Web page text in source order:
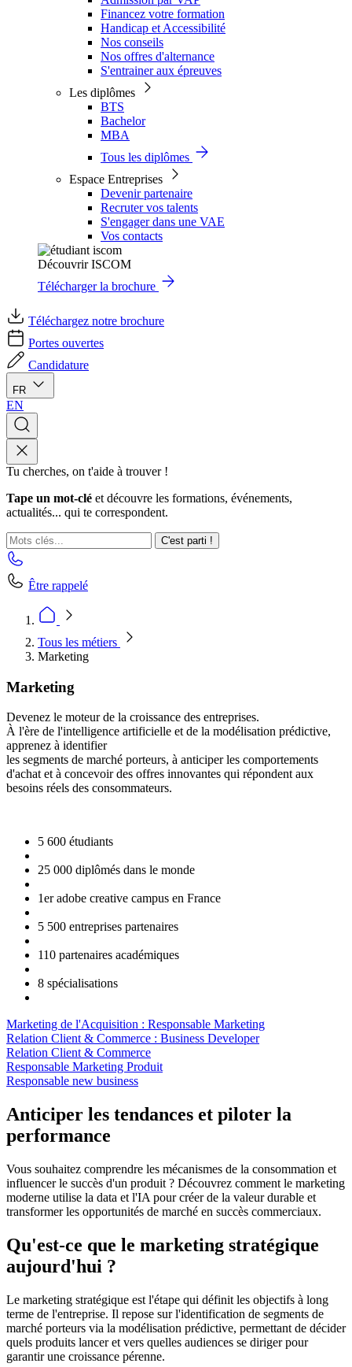
Financez votre formation
Handicap et Accessibilité
Nos conseils
Nos offres d'alternance
S'entrainer aux épreuves
Les diplômes
BTS
Bachelor
MBA
Tous les diplômes
Espace Entreprises
Devenir partenaire
Recruter vos talents
S'engager dans une VAE
Vos contacts
Découvrir ISCOM
Télécharger la brochure
Téléchargez notre brochure
Portes ouvertes
Candidature
FR
EN
Tu cherches, on t'aide à trouver !
Tape un mot-clé et découvre les formations, événements,
actualités... qui te correspondent.
C'est parti !
Être rappelé
Tous les métiers
Marketing
Marketing
Devenez le moteur de la croissance des entreprises.
À l'ère de l'intelligence artificielle et de la modélisation prédictive,
apprenez à identifier
les segments de marché porteurs, à anticiper les comportements
d'achat et à concevoir des offres innovantes qui répondent aux
besoins réels des consommateurs.
5 600 étudiants
25 000 diplômés dans le monde
1er adobe creative campus en France
5 500 entreprises partenaires
110 partenaires académiques
8 spécialisations
Marketing de l'Acquisition : Responsable Marketing
Relation Client & Commerce : Business Developer
Relation Client & Commerce
Responsable Marketing Produit
Responsable new business
Anticiper les tendances et piloter la
performance
Vous souhaitez comprendre les mécanismes de la consommation et
influencer le succès d'un produit ? Découvrez comment le marketing
moderne utilise la data et l'IA pour créer de la valeur durable et
transformer les opportunités de marché en succès commerciaux.
Qu'est-ce que le marketing stratégique
aujourd'hui ?
Le marketing stratégique est l'étape qui définit les objectifs à long
terme de l'entreprise. Il repose sur l'identification de segments de
marché porteurs via la modélisation prédictive, permettant de décider
quels produits lancer et vers quelles audiences se diriger pour
garantir une croissance pérenne.